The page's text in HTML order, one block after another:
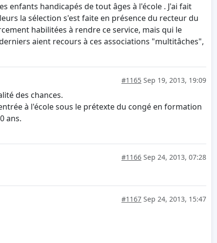
enfants handicapés de tout âges à l'école . J'ai fait
la sélection s'est faite en présence du recteur du
habilitées à rendre ce service, mais qui le
aient recours à ces associations "multitâches",
#1165 Sep 19, 2013, 19:09
des chances.
à l'école sous le prétexte du congé en formation
ans.
#1166 Sep 24, 2013, 07:28
#1167 Sep 24, 2013, 15:47